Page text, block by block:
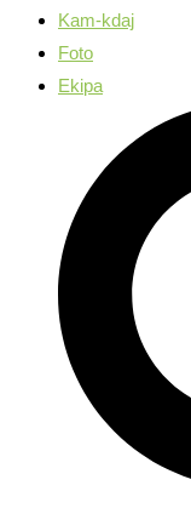
Kam-kdaj
Foto
Ekipa